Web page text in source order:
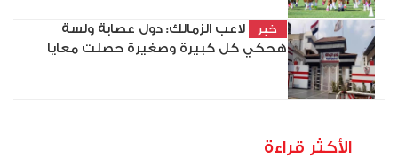
خبر
لاعب الزمالك: دول عصابة ولسة
هحكي كل كبيرة وصغيرة حصلت معايا
الأكثر قراءة